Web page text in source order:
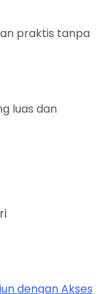
praktis tanpa
luas dan
dengan Akses